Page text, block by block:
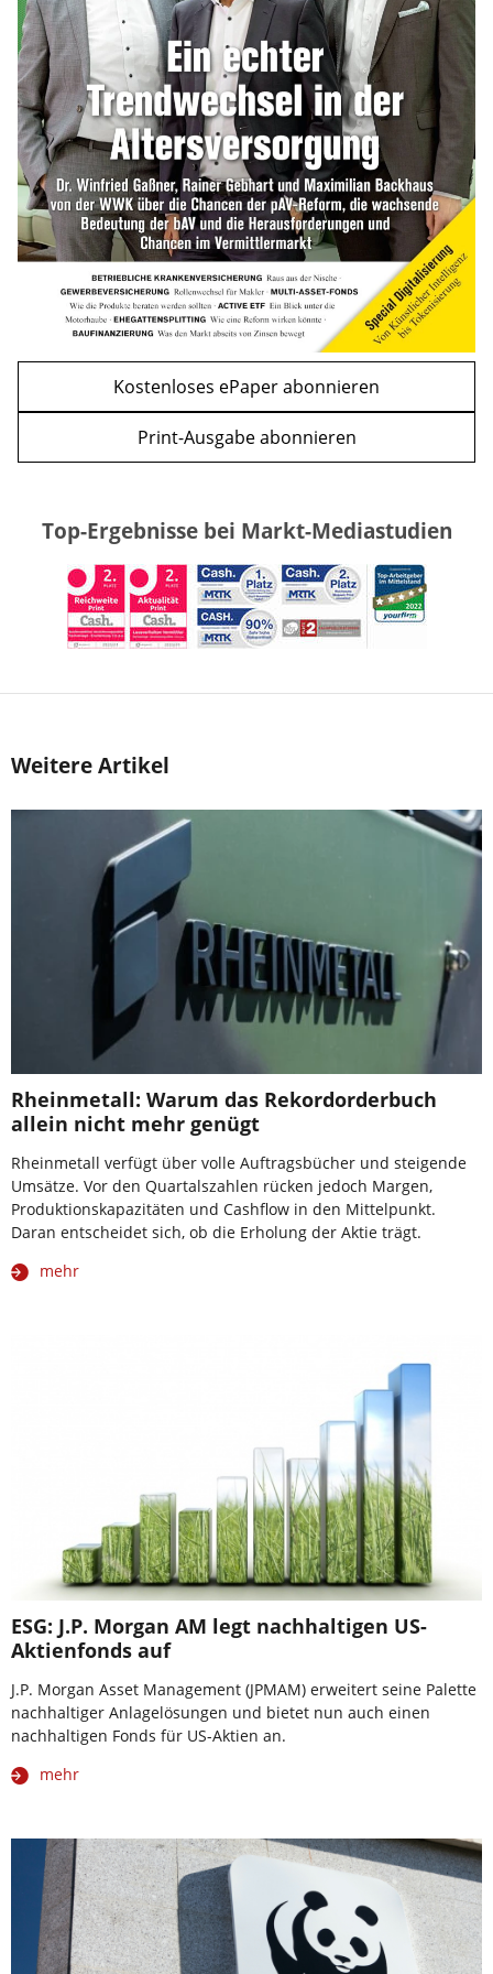
WEITERE ARTIKEL
zurückweiter
Bitcoin im Wartemodus: Fed und CLARITY
Act geben die Richtung vor
mehr
Kostenloses ePaper abonnieren
Print-Ausgabe abonnieren
Top-Ergebnisse bei Markt-Mediastudien
Weitere Artikel
Rheinmetall: Warum das Rekordorderbuch
allein nicht mehr genügt
Rheinmetall verfügt über volle Auftragsbücher und steigende
Umsätze. Vor den Quartalszahlen rücken jedoch Margen,
Produktionskapazitäten und Cashflow in den Mittelpunkt.
Daran entscheidet sich, ob die Erholung der Aktie trägt.
mehr
ESG: J.P. Morgan AM legt nachhaltigen US-
Aktienfonds auf
J.P. Morgan Asset Management (JPMAM) erweitert seine Palette
nachhaltiger Anlagelösungen und bietet nun auch einen
nachhaltigen Fonds für US-Aktien an.
mehr